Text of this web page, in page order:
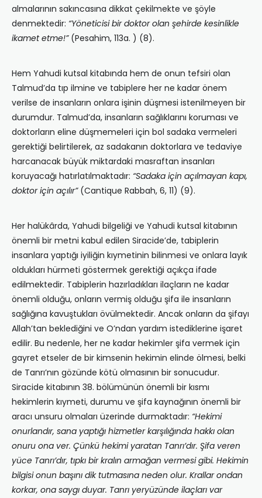
almalarının sakıncasına dikkat çekilmekte ve şöyle
denmektedir: “Yöneticisi bir doktor olan şehirde kesinlikle
ikamet etme!”(Pesahim, 113a. ) (8).
Hem Yahudi kutsal kitabında hem de onun tefsiri olan
Talmud’da tıp ilmine ve tabiplere her ne kadar önem
verilse de insanların onlara işinin düşmesi istenilmeyen bir
durumdur. Talmud’da, insanların sağlıklarını koruması ve
doktorların eline düşmemeleri için bol sadaka vermeleri
gerektiği belirtilerek, az sadakanın doktorlara ve tedaviye
harcanacak büyük miktardaki masraftan insanları
koruyacağı hatırlatılmaktadır: “Sadaka için açılmayan kapı,
doktor için açılır” (Cantique Rabbah, 6, 11) (9).
Her halükârda, Yahudi bilgeliği ve Yahudi kutsal kitabının
önemli bir metni kabul edilen Siracide’de, tabiplerin
insanlara yaptığı iyiliğin kıymetinin bilinmesi ve onlara layık
oldukları hürmeti göstermek gerektiği açıkça ifade
edilmektedir. Tabiplerin hazırladıkları ilaçların ne kadar
önemli olduğu, onların vermiş olduğu şifa ile insanların
sağlığına kavuştukları övülmektedir. Ancak onların da şifayı
Allah’tan beklediğini ve O’ndan yardım istediklerine işaret
edilir. Bu nedenle, her ne kadar hekimler şifa vermek için
gayret etseler de bir kimsenin hekimin elinde ölmesi, belki
de Tanrı’nın gözünde kötü olmasının bir sonucudur.
Siracide kitabının 38. bölümünün önemli bir kısmı
hekimlerin kıymeti, durumu ve şifa kaynağının önemli bir
aracı unsuru olmaları üzerinde durmaktadır: “Hekimi
onurlandır, sana yaptığı hizmetler karşılığında hakkı olan
onuru ona ver. Çünkü hekimi yaratan Tanrı’dır. Şifa veren
yüce Tanrı’dır, tıpkı bir kralın armağan vermesi gibi. Hekimin
bilgisi onun başını dik tutmasına neden olur. Krallar ondan
korkar, ona saygı duyar. Tanrı yeryüzünde ilaçları var